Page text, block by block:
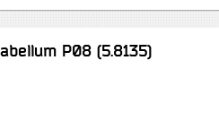
P08 (5.8135)